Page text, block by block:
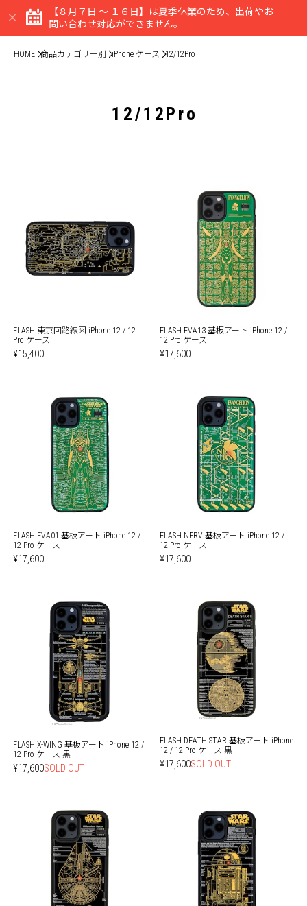
【８月７日 ～ １６日】は夏季休業のため、出荷やお
問い合わせ対応ができません。
HOME 商品カテゴリー別 iPhone ケース 12/12Pro
12/12Pro
FLASH 東京回路線図 iPhone 12 / 12
Pro ケース
¥15,400
FLASH EVA13 基板アート iPhone 12 /
12 Pro ケース
¥17,600
FLASH EVA01 基板アート iPhone 12 /
12 Pro ケース
¥17,600
FLASH NERV 基板アート iPhone 12 /
12 Pro ケース
¥17,600
FLASH X-WING 基板アート iPhone 12 /
12 Pro ケース 黒
¥17,600SOLD OUT
FLASH DEATH STAR 基板アート iPhone
12 / 12 Pro ケース 黒
¥17,600SOLD OUT